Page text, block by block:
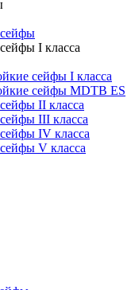
I класса
сейфы I класса
сейфы MDTB ES
II класса
III класса
IV класса
V класса